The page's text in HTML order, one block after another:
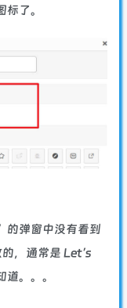
了。
弹窗中没有看到
，通常是 Let’s
。。。